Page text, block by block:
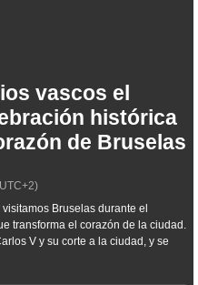
vascos el
histórica
de Bruselas
Bruselas durante el
transforma el corazón de la ciudad.
V y su corte a la ciudad, y se